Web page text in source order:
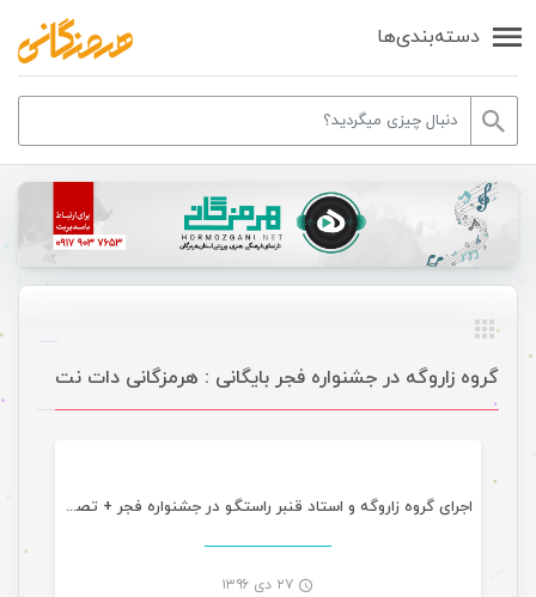
دسته‌بندی‌ها
گروه زاروگه در جشنواره فجر بایگانی : هرمزگانی دات نت
اجرای گروه زاروگه و استاد قنبر راستگو در جشنواره فجر + تصویری
۲۷ دی ۱۳۹۶